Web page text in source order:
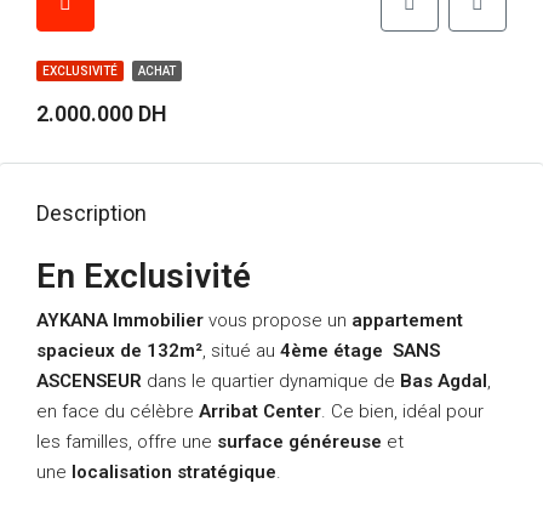
EXCLUSIVITÉ ACHAT
2.000.000 DH
Description
En Exclusivité
AYKANA Immobilier vous propose un appartement
spacieux de 132m², situé au 4ème étage SANS
ASCENSEUR dans le quartier dynamique de Bas Agdal,
en face du célèbre Arribat Center. Ce bien, idéal pour
les familles, offre une surface généreuse et
une localisation stratégique.